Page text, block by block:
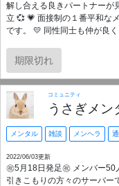
解し合える良きパートナーが見つかります🥰 半
立 💞 💗 面接制の１番平和なメンタルサーバー。 🧡 雑談やゲームがメイン
です。 💛 同性同士も仲が良
ど、癒しを求めている方に最適！ 💝数ある恋愛サーバ―の中でトッ
💖 毎週イベントを開催💖 新規さんもすぐに馴染めます😉 💘 お２人以外に
見えない個室もご用意💘 個通が
は簡単です🔰 ２４時間受付中！チャットでの簡単なやり取りです🙂 👌 💓
参加条件は至ってシンプル️💓 ・精神疾患（医師診断）の方 ・１８歳以上の
男女の皆さん（高校生不可）
女性の方急募🙏 是非お気軽に面接にお越しくださいませ。 💗 恋人がいる女
性の方も大歓迎！ノンプレイ
期限切れ
コミュニティ
うさぎメン
メンタル 雑談 メンヘラ
2022/06/03更新
㊗️5月18日発足㊗️ メンバー50人突破！ メンタルヘルス疾患
引きこもりの方々のサーバー